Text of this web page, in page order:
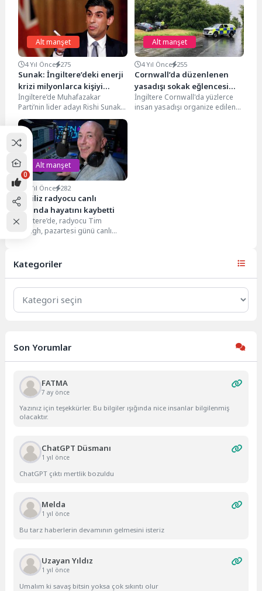
Alt manşet
4 Yıl Önce 275
Sunak: İngiltere’deki enerji
krizi milyonlarca kişiyi
yoksulluğa sürükleyebilir
İngiltere’de Muhafazakar
Parti’nin lider adayı Rishi Sunak
hükümetin hanehalkına daha
fazla nakit yardımı yapmaması
halinde...
Alt manşet
4 Yıl Önce 255
Cornwall’da düzenlenen
yasadışı sokak eğlencesi
nedeniyle yollar tıkandı
İngiltere Cornwall'da yüzlerce
insan yasadışı organize edilen
Alt manşet
4 Yıl Önce 282
İngiliz radyocu canlı
yayında hayatını kaybetti
İngiltere’de, radyocu Tim
Gough, pazartesi günü canlı
Kategoriler
Kategoriler
Son Yorumlar
FATMA
7 ay önce
Yazınız için teşekkürler. Bu bilgiler ışığında nice insanlar bilgilenmiş
olacaktır.
ChatGPT Düsmanı
1 yıl önce
ChatGPT çıktı mertlik bozuldu
Melda
1 yıl önce
Bu tarz haberlerin devamının gelmesini isteriz
Uzayan Yıldız
1 yıl önce
Umalım ki savaş bitsin yoksa çok sıkıntı olur
0